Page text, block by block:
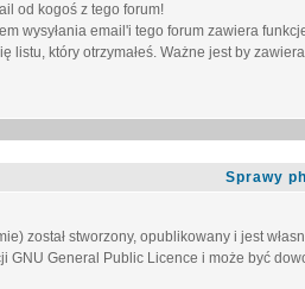
od kogoś z tego forum!
wysyłania email'i tego forum zawiera
listu, który otrzymałeś. Ważne jest by
Sprawy
został stworzony, opublikowany i jest
GNU General Public Licence i może być